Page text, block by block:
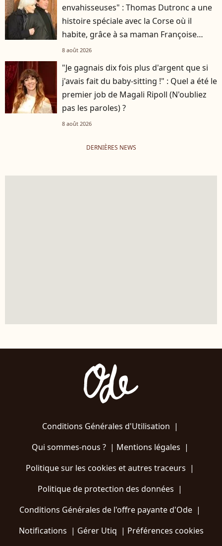
envahisseuses" : Thomas Dutronc a une
histoire spéciale avec la Corse où il
habite, grâce à sa maman Françoise
Hardy
8 août 2026
"Je gagnais dix fois plus d'argent que si
j'avais fait du baby-sitting !" : Quel a été le
premier job de Magali Ripoll (N'oubliez
pas les paroles) ?
8 août 2026
DERNIÈRES NEWS
Conditions Générales d'Utilisation |
Qui sommes-nous ?| Mentions légales |
Politique sur les cookies et autres traceurs |
Politique de protection des données |
Conditions Générales de l'offre payante d'Ode |
Notifications | Gérer Utiq | Préférences cookies